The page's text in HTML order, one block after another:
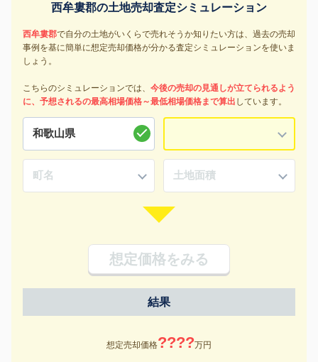
西牟婁郡の土地売却査定シミュレーション
西牟婁郡で自分の土地がいくらで売れそうか知りたい方は、過去の売却
事例を基に簡単に想定売却価格が分かる査定シミュレーションを使いま
しょう。
こちらのシミュレーションでは、 今後の売却の見通しが立てられるよう
に、予想されるの最高相場価格～最低相場価格まで算出 しています。
想定価格をみる
結果
想定売却価格????万円